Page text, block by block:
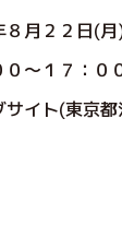
２２日(月)
７：０
ト(東京都